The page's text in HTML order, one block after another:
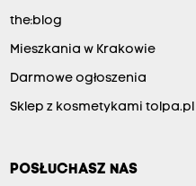
the:blog
Mieszkania w Krakowie
Darmowe ogłoszenia
Sklep z kosmetykami tolpa.pl
POSŁUCHASZ NAS